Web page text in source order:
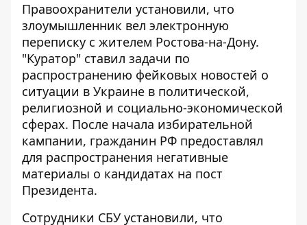
Правоохранители установили, что
злоумышленник вел электронную
переписку с жителем Ростова-на-Дону.
"Куратор" ставил задачи по
распространению фейковых новостей о
ситуации в Украине в политической,
религиозной и социально-экономической
сферах. После начала избирательной
кампании, гражданин РФ предоставлял
для распространения негативные
материалы о кандидатах на пост
Президента.
Сотрудники СБУ установили, что